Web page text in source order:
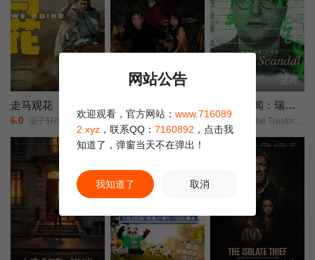
走马观花
6.0 琚子轩/李聪/张越宁/高深/
HD国语
1.0 魏兵/马朕/周彦新/
正片
Trustor丑闻：瑞典金融案内幕
9.0 Inside the Trustor Scandal/Trustor/
正片 正片
网站公告
欢迎观看，官方网站： www.716089
2.xyz ，联系QQ： 7160892 ，点击我
知道了，弹窗当天不在弹出！
我知道了 取消